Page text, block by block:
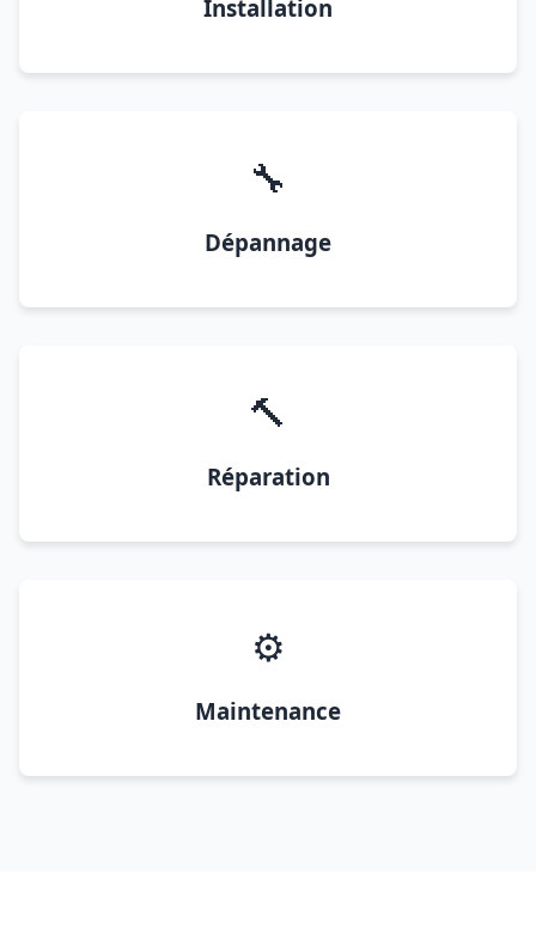
Installation
🔧
Dépannage
🔨
Réparation
⚙️
Maintenance